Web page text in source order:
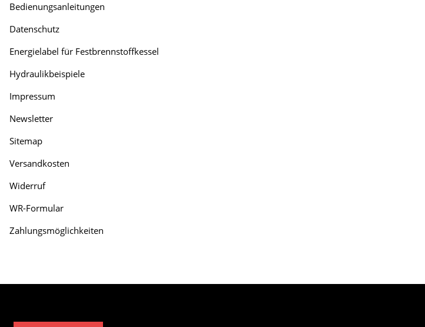
Bedienungsanleitungen
Datenschutz
Energielabel für Festbrennstoffkessel
Hydraulikbeispiele
Impressum
Newsletter
Sitemap
Versandkosten
Widerruf
WR-Formular
Zahlungsmöglichkeiten